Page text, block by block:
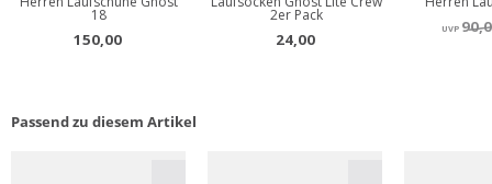
Passend zu diesem Artikel